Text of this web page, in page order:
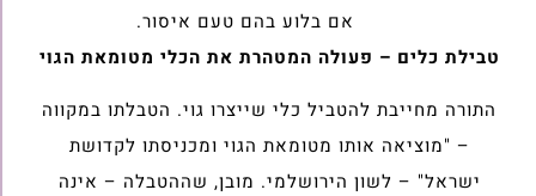
אם בלוע בהם טעם איסור.
טבילת כלים – פעולה המטהרת את הכלי מטומאת הגוי
התורה מחייבת להטביל כלי שייצרו גוי. הטבלתו במקווה
– "מוציאה אותו מטומאת הגוי ומכניסתו לקדושת
ישראל" – לשון הירושלמי. מובן, שההטבלה – אינה